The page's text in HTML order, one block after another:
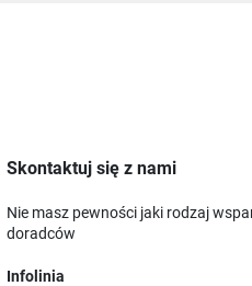
Skontaktuj się z nami
Nie masz pewności jaki rodzaj
doradców
Infolinia